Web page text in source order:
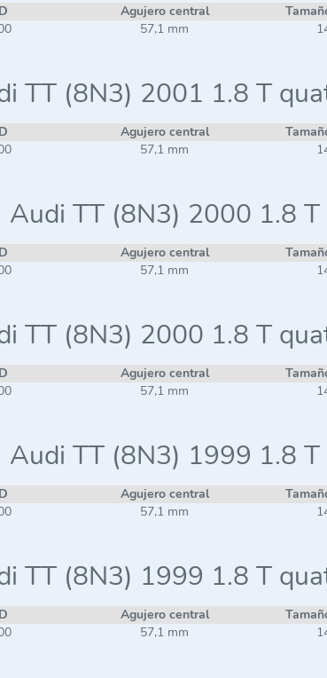
Agujero central
57,1 mm
TT (8N3) 2001 1.8 T
Agujero central
57,1 mm
Audi TT (8N3) 2000 1.8 T
Agujero central
57,1 mm
TT (8N3) 2000 1.8 T
Agujero central
57,1 mm
Audi TT (8N3) 1999 1.8 T
Agujero central
57,1 mm
TT (8N3) 1999 1.8 T
Agujero central
57,1 mm